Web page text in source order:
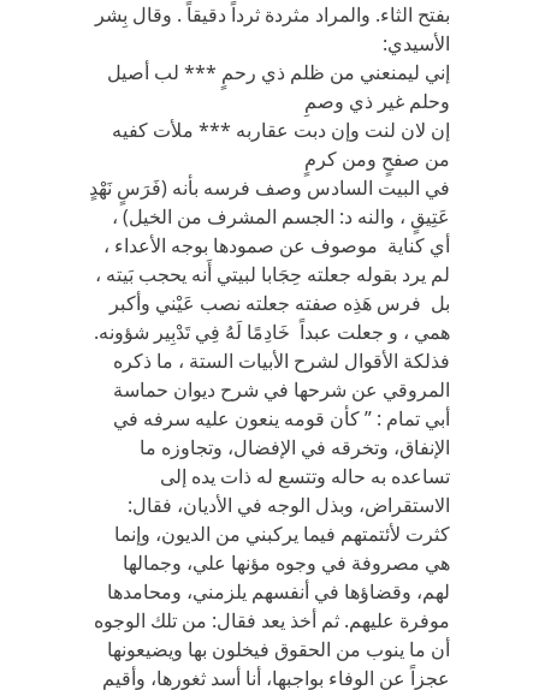
بفتح الثاء. والمراد مثردة ثرداً دقيقاً . وقال بِشر
الأسيدي:
إني ليمنعني من ظلم ذي رحمٍ *** لب أصيل
وحلم غير ذي وصمِ
إن لان لنت وإن دبت عقاربه *** ملأت كفيه
من صفحٍ ومن كرمٍ
في البيت السادس وصف فرسه بأنه (فَرَسٍ نَهْدٍ
عَتِيقٍ ، والنه د: الجسم المشرف من الخيل) ،
أي كناية موصوف عن صمودها بوجه الأعداء ،
لم يرد بقوله جعلته حِجَابا لبيتي أَنه يحجب بَيته ،
بل فرس هَذِه صفته جعلته نصب عَيْني وأكبر
همي ، و جعلت عبداً خَادِمًا لَهُ فِي تَدْبِير شؤونه.
فذلكة الأقوال لشرح الأبيات الستة ، ما ذكره
المروقي عن شرحها في شرح ديوان حماسة
أبي تمام : ” كأن قومه ينعون عليه سرفه في
الإنفاق، وتخرقه في الإفضال، وتجاوزه ما
تساعده به حاله وتتسع له ذات يده إلى
الاستقراض، وبذل الوجه في الأديان، فقال:
كثرت لأئتمتهم فيما يركبني من الديون، وإنما
هي مصروفة في وجوه مؤنها علي، وجمالها
لهم، وقضاؤها في أنفسهم يلزمني، ومحامدها
موفرة عليهم. ثم أخذ يعد فقال: من تلك الوجوه
أن ما ينوب من الحقوق فيخلون بها ويضيعونها
عجزاً عن الوفاء بواجبها، أنا أسد ثغورها، وأقيم